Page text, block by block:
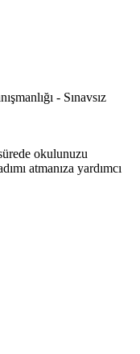
okulunuzu
atmanıza yardımcı